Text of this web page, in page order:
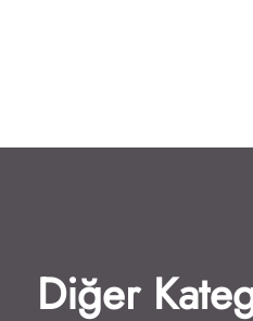
Diğer